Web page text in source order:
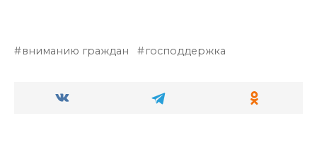
вниманию граждан господдержка